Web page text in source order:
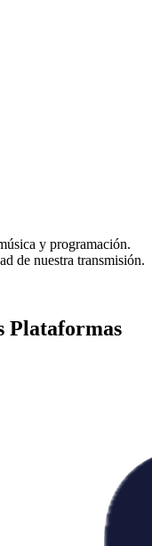
y programación.
de nuestra transmisión.
Plataformas